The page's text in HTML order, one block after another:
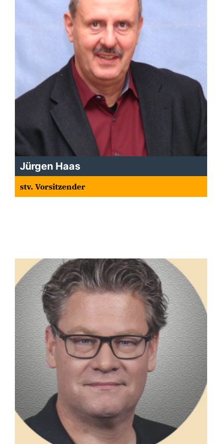
Jürgen Haas
stv. Vorsitzender